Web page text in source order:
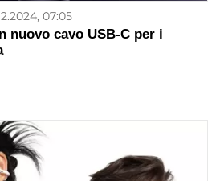
07:05
nuovo cavo USB-C per i